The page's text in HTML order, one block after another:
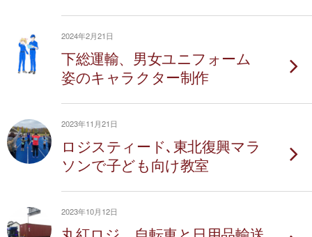
2024年2月21日
下総運輸、男女ユニフォーム
姿のキャラクター制作
2023年11月21日
ロジスティード､東北復興マラ
ソンで子ども向け教室
2023年10月12日